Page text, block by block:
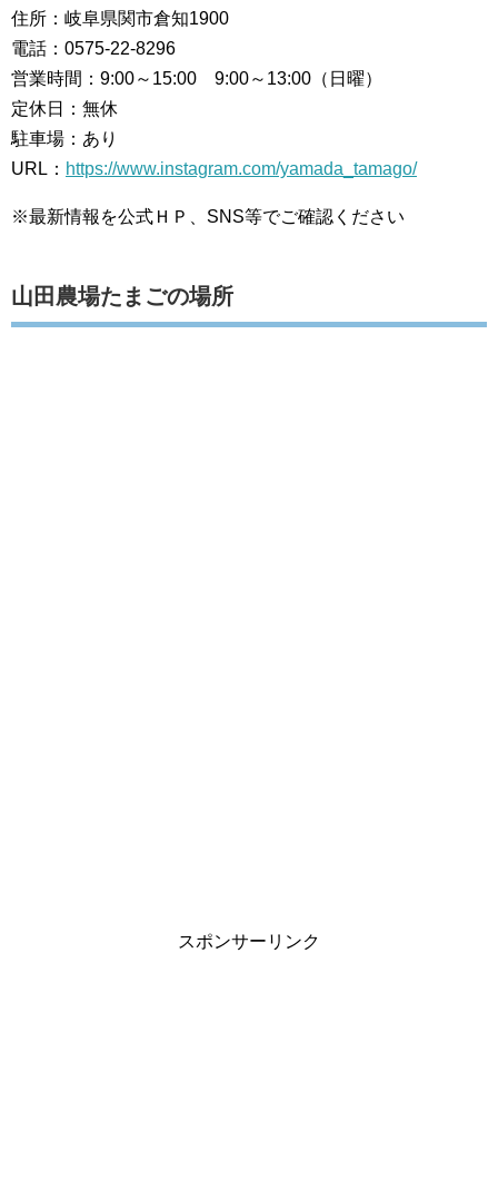
住所：岐阜県関市倉知1900
電話：0575-22-8296
営業時間：9:00～15:00 9:00～13:00（日曜）
定休日：無休
駐車場：あり
URL： https://www.instagram.com/yamada_tamago/
※最新情報を公式ＨＰ、SNS等でご確認ください
山田農場たまごの場所
スポンサーリンク